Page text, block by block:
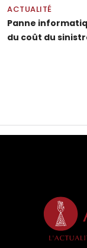
ACTUALITÉ
Panne
du coût du